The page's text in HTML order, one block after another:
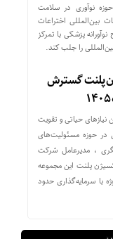
نوآوری در سلامت
بین‌المللی اختراعات
پزشکی با تمرکز
را جلب کند.
پلنت گسترش
حیاتی و تقویت
در حوزه مسئولیت‌های
، مدیرعامل شرکت
پلنت این مجموعه
با سرمایه‌گذاری حدود